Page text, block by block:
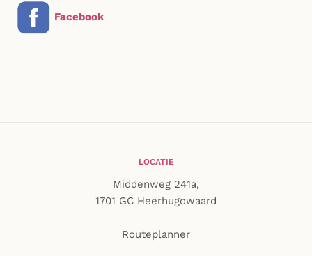
Facebook
LOCATIE
Middenweg 241a,
1701 GC Heerhugowaard
Routeplanner